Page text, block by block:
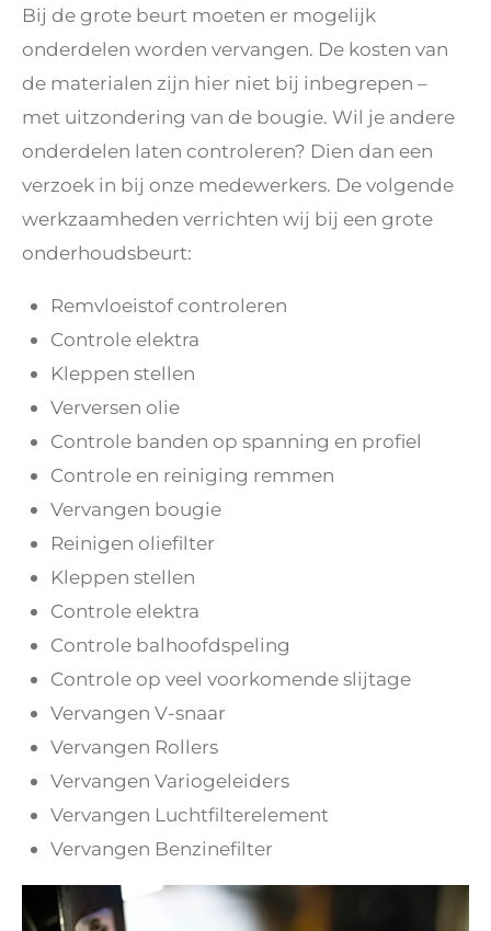
Bij de grote beurt moeten er mogelijk
onderdelen worden vervangen. De kosten van
de materialen zijn hier niet bij inbegrepen –
met uitzondering van de bougie. Wil je andere
onderdelen laten controleren? Dien dan een
verzoek in bij onze medewerkers. De volgende
werkzaamheden verrichten wij bij een grote
onderhoudsbeurt:
Remvloeistof controleren
Controle elektra
Kleppen stellen
Verversen olie
Controle banden op spanning en profiel
Controle en reiniging remmen
Vervangen bougie
Reinigen oliefilter
Kleppen stellen
Controle elektra
Controle balhoofdspeling
Controle op veel voorkomende slijtage
Vervangen V-snaar
Vervangen Rollers
Vervangen Variogeleiders
Vervangen Luchtfilterelement
Vervangen Benzinefilter